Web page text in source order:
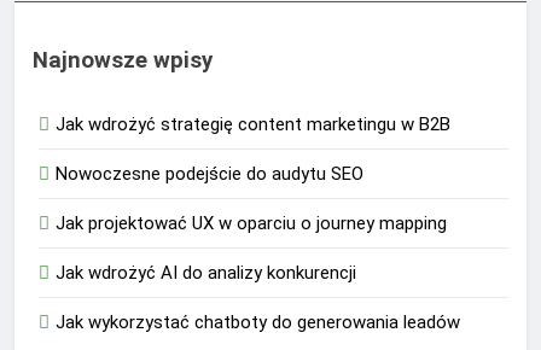
Najnowsze wpisy
Jak wdrożyć strategię content marketingu w B2B
Nowoczesne podejście do audytu SEO
Jak projektować UX w oparciu o journey mapping
Jak wdrożyć AI do analizy konkurencji
Jak wykorzystać chatboty do generowania leadów